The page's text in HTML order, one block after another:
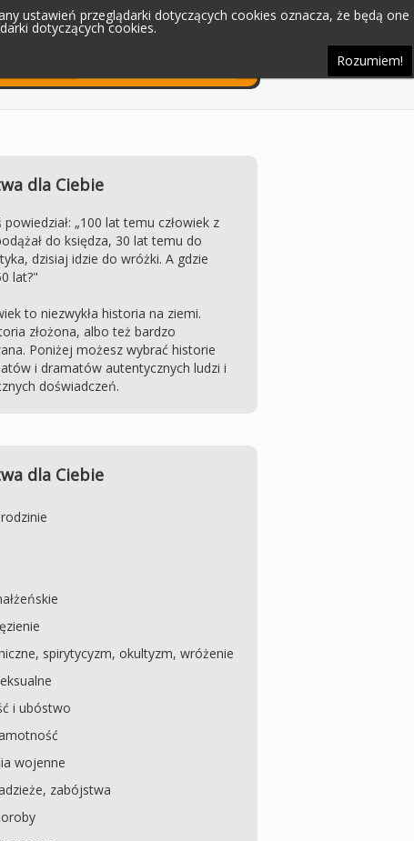
ustawień przeglądarki dotyczących cookies oznacza, że będą one
dotyczących cookies.
Rozumiem!
dla Ciebie
„100 lat temu człowiek z
do księdza, 30 lat temu do
dzisiaj idzie do wróżki. A gdzie
lat?"
to niezwykła historia na ziemi.
złożona, albo też bardzo
Poniżej możesz wybrać historie
i dramatów autentycznych ludzi i
doświadczeń.
dla Ciebie
spirytycyzm, okultyzm, wróżenie
i ubóstwo
wojenne
zabójstwa